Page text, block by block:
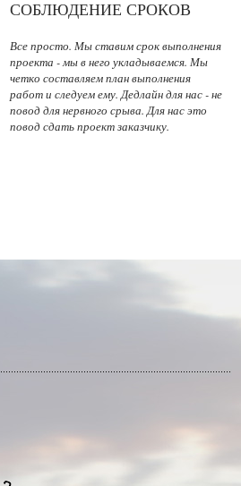
СОБЛЮДЕНИЕ СРОКОВ
Все просто. Мы ставим срок выполнения
проекта - мы в него укладываемся. Мы
четко составляем план выполнения
работ и следуем ему. Дедлайн для нас - не
повод для нервного срыва. Для нас это
повод сдать проект заказчику.